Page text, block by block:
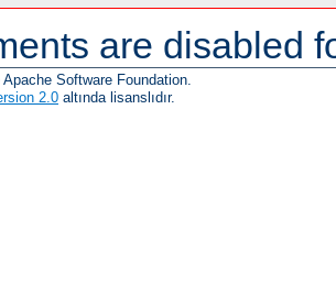
are disabled
Software Foundation.
2.0 altında lisanslıdır.